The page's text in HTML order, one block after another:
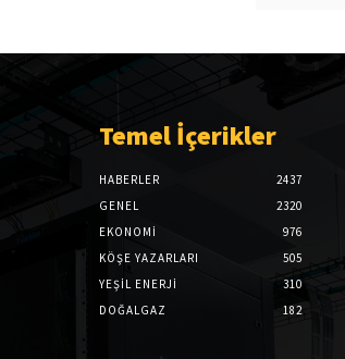
Temel İçerikler
HABERLER
2437
GENEL
2320
EKONOMI
976
KÖŞE YAZARLARI
505
YEŞİL ENERJİ
310
DOĞALGAZ
182